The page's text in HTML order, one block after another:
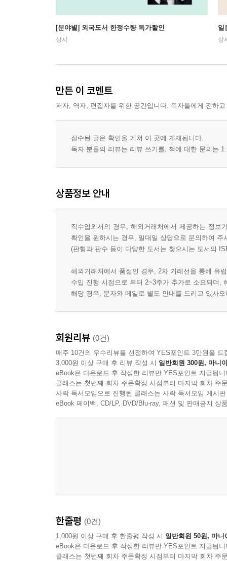
[분야별] 외국도서 한정수량 특가할인
상시
일
상
만든 이 코멘트
저자, 역자, 편집자를 위한 공간입니다. 독자들에게 전하
접수된 글은 확인을 거쳐 이 곳에 게재됩니다.
독자 분들의 리뷰는 리뷰 쓰기를, 책에 대한 문의는
상품정보 안내
직수입외서의 경우, 해외거래처에서 제공하는 정
확인을 원하시는 경우, 일대일 상담으로 문의하여 주
(판형과 판수 등이 다양한 도서는 찾으시는 도서의
해외거래처에서 품절인 경우, 2차 거래선을 통해 유
수입 진행 시점으로 부터 2~3주가 추가로 소요되며,
해당 경우, 문자와 메일로 별도 안내를 드리고 있사
회원리뷰 (0건)
매주 10건의 우수리뷰를 선정하여 YES포인트 3만원을 드
3,000원 이상 구매 후 리뷰 작성 시 일반회원 300원, 마니
eBook은 다운로드 후 작성한 리뷰만 YES포인트 지급됩니
클래스는 첫번째 회차 주문확정 시점부터 마지막 회차 주
사락 독서모임으로 진행된 클래스는 사락 독서모임 게시
eBook 페이백, CD/LP, DVD/Blu-ray, 패션 및 판매금지 상
한줄평 (0건)
1,000원 이상 구매 후 한줄평 작성 시 일반회원 50원, 마니
eBook은 다운로드 후 작성한 리뷰만 YES포인트 지급됩니
클래스는 첫번째 회차 주문확정 시점부터 마지막 회차 주